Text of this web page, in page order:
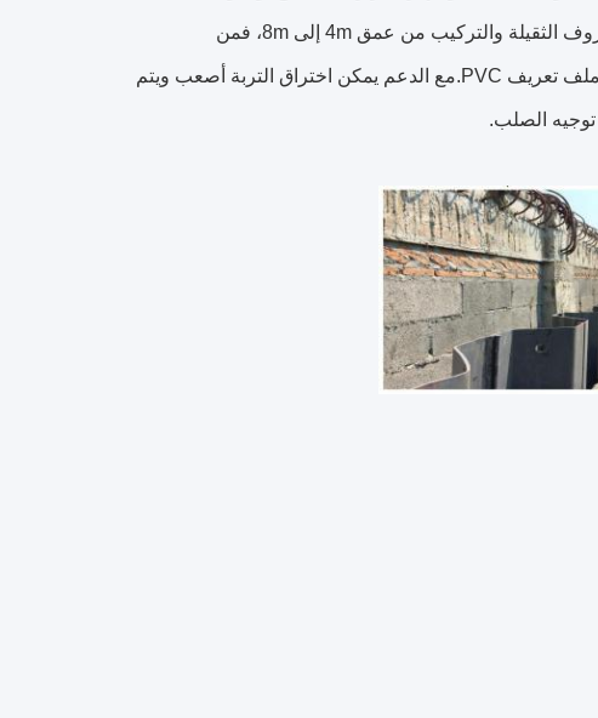
النظام مناسب فقط للقيادة في ظروف الضوء وعلى عمق محدودفي الظروف الثقيلة والتركيب من عمق 4m إلى 8m، فمن
المستحسن أن تستخدم كومة ورق دعم الفولاذ مع نفس الشكل تماما كما ملف تعريف PVC.مع الدعم يمكن اختراق التربة أصعب ويتم
الصلب.